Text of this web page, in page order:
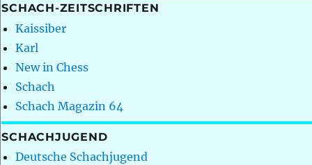
SCHACH-ZEITSCHRIFTEN
Kaissiber
Karl
New in Chess
Schach
Schach Magazin 64
SCHACHJUGEND
Deutsche Schachjugend